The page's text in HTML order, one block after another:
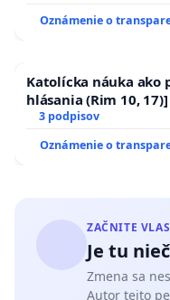
Oznámenie o
Katolícka náuka ako
hlásania (Rim 10, 17)]
3 podpisov
Oznámenie o
ZAČNITE
Je tu
Zmena sa
Autor tejto